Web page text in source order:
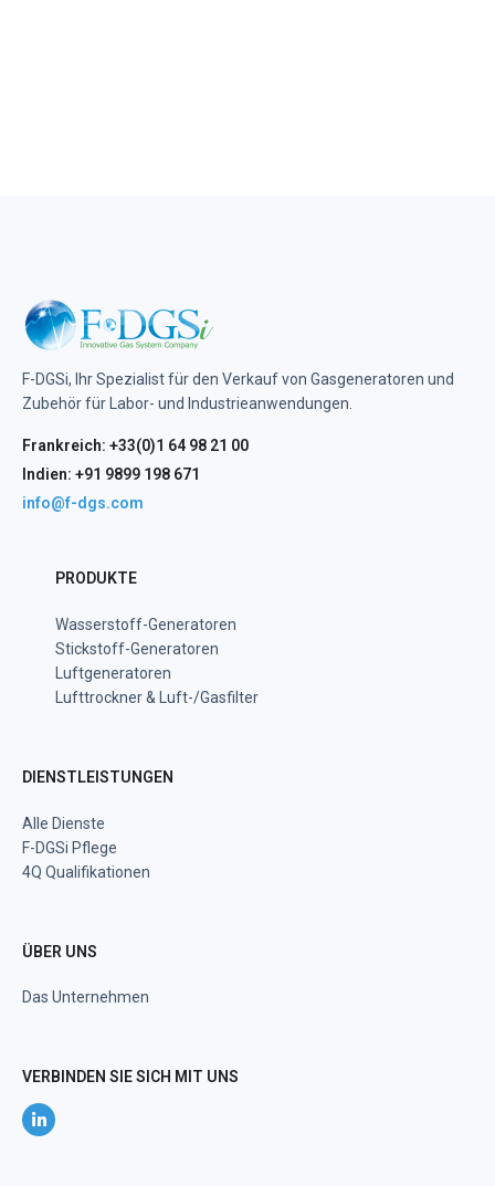
F-DGSi, Ihr Spezialist für den Verkauf von Gasgeneratoren und
Zubehör für Labor- und Industrieanwendungen.
Frankreich: +33(0)1 64 98 21 00
Indien: +91 9899 198 671
info@f-dgs.com
PRODUKTE
Wasserstoff-Generatoren
Stickstoff-Generatoren
Luftgeneratoren
Lufttrockner & Luft-/Gasfilter
DIENSTLEISTUNGEN
Alle Dienste
F-DGSi Pflege
4Q Qualifikationen
ÜBER UNS
Das Unternehmen
VERBINDEN SIE SICH MIT UNS